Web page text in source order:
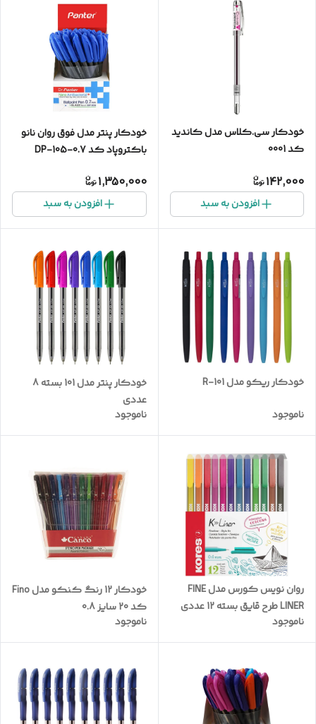
خودکار سی.کلاس مدل کاندید
کد 0001
142,000
افزودن به سبد
خودکار پنتر مدل فوق روان نانو
باکتروپاد کد 0.7-DP-105
1,350,000
افزودن به سبد
خودکار ریکو مدل R-101
ناموجود
خودکار پنتر مدل 101 بسته 8
عددی
ناموجود
روان نویس کورس مدل FINE
LINER طرح قایق بسته 12 عددی
ناموجود
خودکار 12 رنگ کنکو مدل Fino
کد 20 سایز 0.8
ناموجود